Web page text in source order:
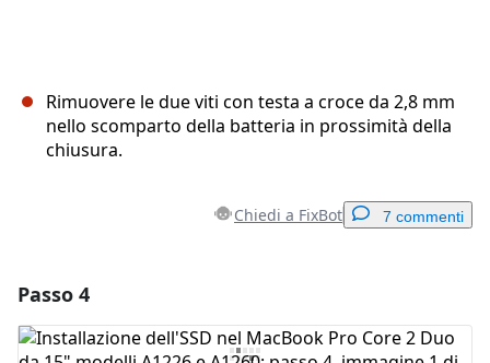
Rimuovere le due viti con testa a croce da 2,8 mm
nello scomparto della batteria in prossimità della
chiusura.
Chiedi a FixBot 7 commenti
Aggiungi Commento
Passo 4